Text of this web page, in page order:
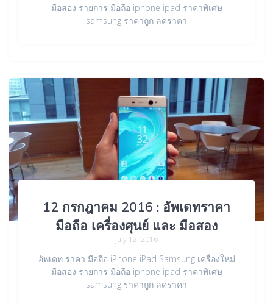
มือสอง รายการ มือถือ iphone ipad ราคาพิเศษ
samsung ราคาถูก ลดราคา
12 กรกฎาคม 2016 : อัพเดทราคา
มือถือ เครื่องศุนย์ และ มือสอง
July 12, 2016
อัพเดท ราคา มือถือ iPhone iPad Samsung เครื่องใหม่
มือสอง รายการ มือถือ iphone ipad ราคาพิเศษ
samsung ราคาถูก ลดราคา